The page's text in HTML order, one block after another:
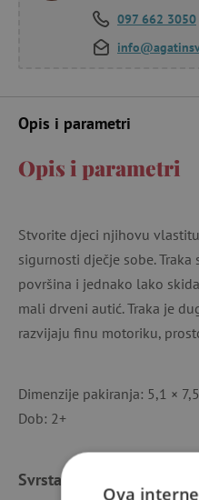
097 662 3050
Opis i parametri
Opis i parametri
Stvorite djeci njihovu
sigurnosti dječje sobe.
površina i jednako lako
mali drveni autić. Traka je
razvijaju finu motoriku,
Dimenzije pakiranja: 5,1 ×
Dob: 2+
Svrstano u kategorije
Ova